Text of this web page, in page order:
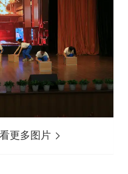
更多图片